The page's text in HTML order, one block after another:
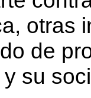
otras
de
su